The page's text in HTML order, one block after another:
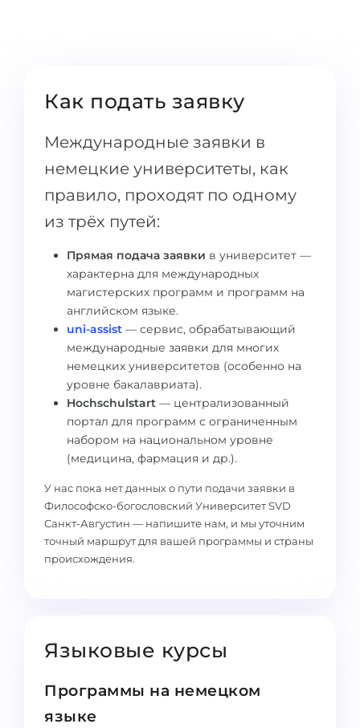
Специальности
КАРЬЕРНОЕ ОРИЕНТИРОВАНИЕ
Тест RIASEC
Успехна
100%
Наши студенты успешно поступают
КОНСУЛЬТАЦИЯ!
Менеджмент
Другая специальность
ПОСТУПАЕМ ИЗ...
Украина
Казахстан
Азербайджан
Армения
Беларусь
Другая страна
ЗАПИСАТЬСЯ НА КОНСУЛЬТАЦИЮ
Как подать заявку
Международные заявки в
немецкие университеты, как
правило, проходят по одному
из трёх путей:
Прямая подача заявки в университет —
характерна для международных
магистерских программ и программ на
английском языке.
uni-assist — сервис, обрабатывающий
международные заявки для многих
немецких университетов (особенно на
уровне бакалавриата).
Hochschulstart — централизованный
портал для программ с ограниченным
набором на национальном уровне
(медицина, фармация и др.).
У нас пока нет данных о пути подачи заявки в
Философско-богословский Университет SVD
Санкт-Августин — напишите нам, и мы уточним
точный маршрут для вашей программы и страны
происхождения.
Языковые курсы
Программы на немецком
языке